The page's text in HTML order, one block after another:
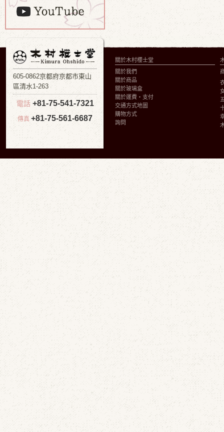
605-0862京都府京都市東山
區清水1-263
電話 +81-75-541-7321
傳真 +81-75-561-6687
關於木村櫻士堂
關於我們
關於商品
關於玻璃盒
關於運費・支付
交通方式地圖
購物方式
詢問